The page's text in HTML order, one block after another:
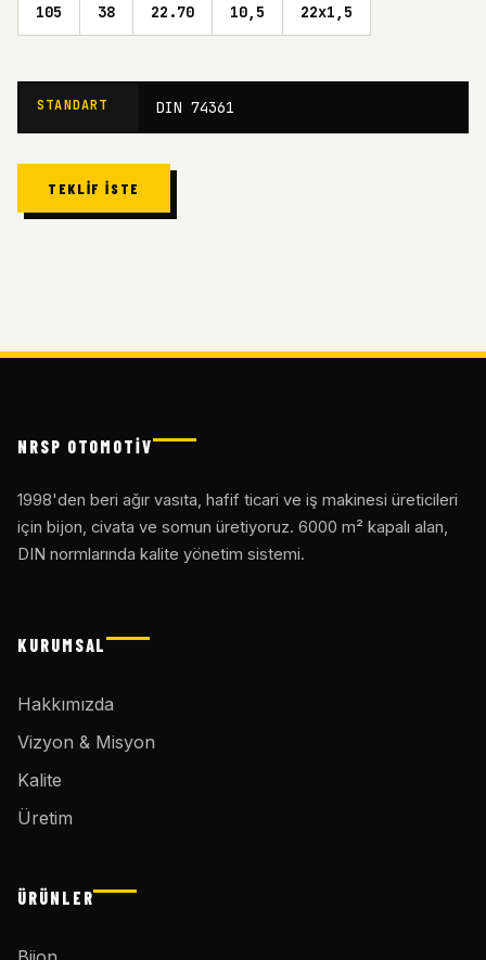
105 38 22.70 10,5 22x1,5
STANDART DIN 74361
TEKLIF İSTE
NRSP OTOMOTİV
1998'den beri ağır vasıta, hafif ticari ve iş makinesi üreticileri
için bijon, civata ve somun üretiyoruz. 6000 m² kapalı alan,
DIN normlarında kalite yönetim sistemi.
KURUMSAL
Hakkımızda
Vizyon & Misyon
Kalite
Üretim
ÜRÜNLER